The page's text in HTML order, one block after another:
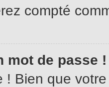
compté
mot de passe !
! Bien que